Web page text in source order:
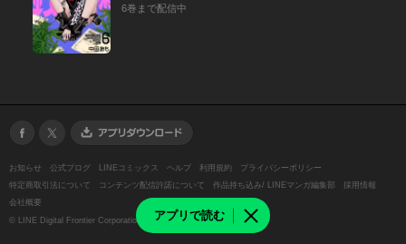
アプリで読む
6巻まで配信中
お知らせ 公式ブログ LINEコミックス ヘルプ 利用規約
プライバシーポリシー
特定商取引法について
コンテンツ配信許諾について 作品持ち込み/ LINEマンガ編集部
採用情報
会社概要
© LINE Digital Frontier Corporation